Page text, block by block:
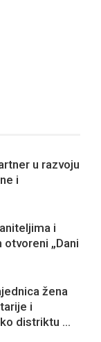
u razvoju
i
i
„Dani
žena
i
distriktu ...